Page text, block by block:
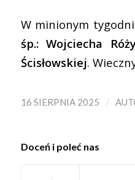
W minionym
śp.: Wojciecha
Ścisłowskiej.
16 SIERPNIA 2025 /
Doceń i poleć nas